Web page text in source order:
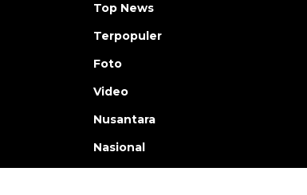
Top News
Terpopuler
Foto
Video
Nusantara
Nasional